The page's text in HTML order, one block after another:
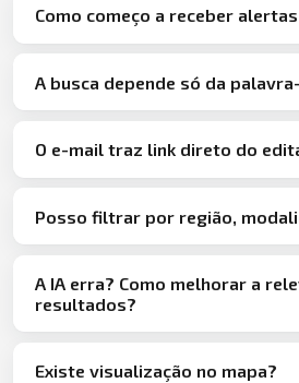
Como começo a receber
A busca depende só da
O e-mail traz link direto do
Posso filtrar por região,
A IA erra? Como melhorar a
resultados?
Existe visualização no mapa?